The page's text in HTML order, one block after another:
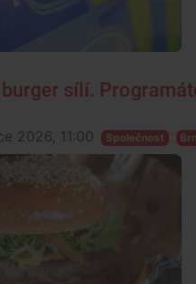
burger sílí.
2026, 11:00 Společnost